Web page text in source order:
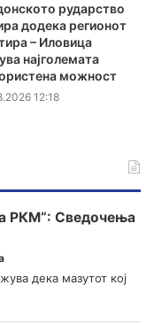
рударство
додека регионот
– Иловица
најголемата
можност
12:18
РКМ“: Сведочења
дека мазутот кој